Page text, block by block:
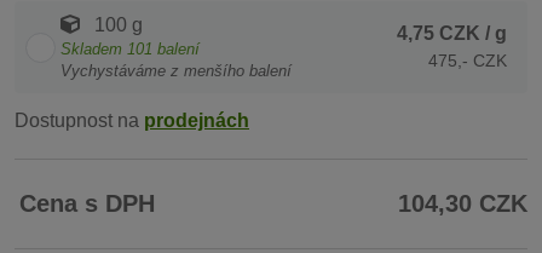
100 g
Skladem 101 balení
Vychystáváme z menšího balení
4,75 CZK / g
475,- CZK
Dostupnost na prodejnách
Cena s DPH 104,30 CZK